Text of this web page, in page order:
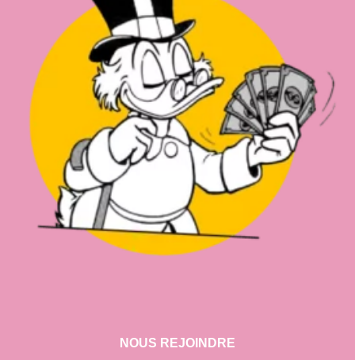
NOUS REJOINDRE